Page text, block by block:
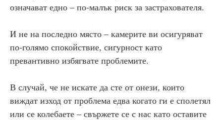
означават едно – по-малък риск за застрахователя.
И не на последно място – камерите ви осигуряват
по-голямо спокойствие, сигурност като
превантивно избягвате проблемите.
В случай, че не искате да сте от онези, които
виждат изход от проблема едва когато ги е сполетял
или се колебаете – свържете се с нас като оставите